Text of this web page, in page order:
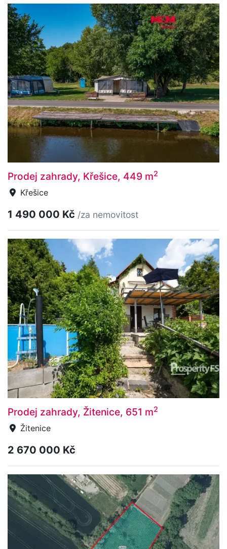
Prodej zahrady, Křešice, 449 m2
Křešice
1 490 000 Kč /za nemovitost
Prodej zahrady, Žitenice, 651 m2
Žitenice
2 670 000 Kč